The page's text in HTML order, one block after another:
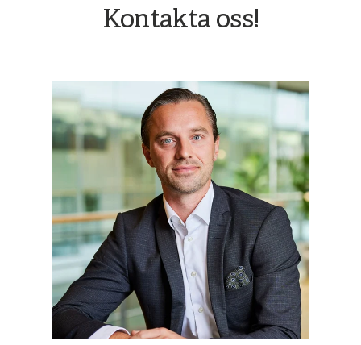
Kontakta oss!